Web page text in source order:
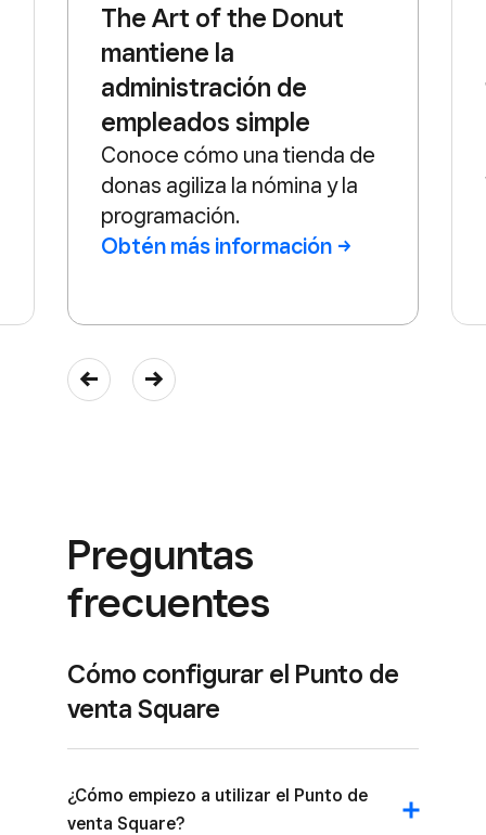
The Art of the Donut
mantiene la
administración de
empleados simple
Conoce cómo una tienda de
donas agiliza la nómina y la
programación.
Obtén más información
Preguntas
frecuentes
Cómo configurar el Punto de
venta Square
¿Cómo empiezo a utilizar el Punto de
venta Square?